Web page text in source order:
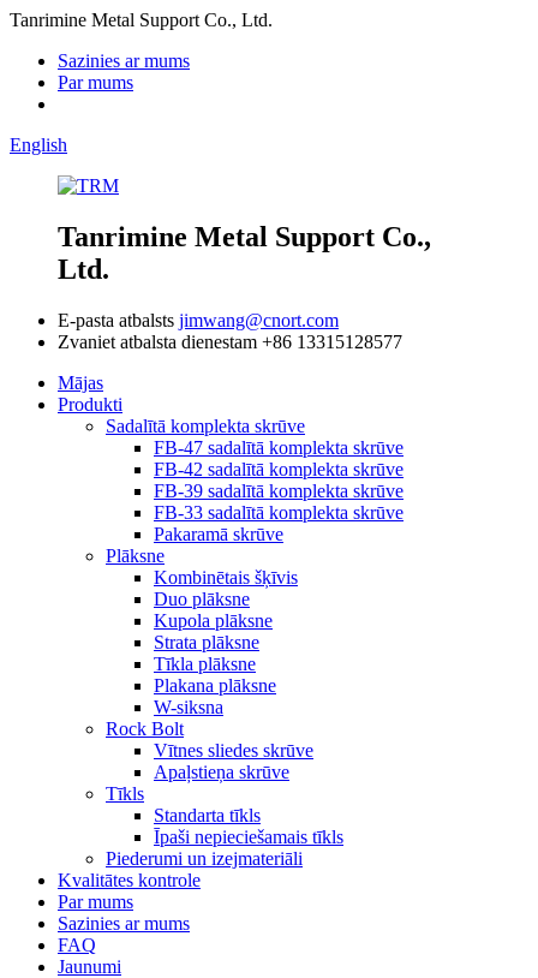
Tanrimine Metal Support Co., Ltd.
Sazinies ar mums
Par mums
English
Tanrimine Metal Support Co.,
Ltd.
E-pasta atbalsts jimwang@cnort.com
Zvaniet atbalsta dienestam +86 13315128577
Mājas
Produkti
Sadalītā komplekta skrūve
FB-47 sadalītā komplekta skrūve
FB-42 sadalītā komplekta skrūve
FB-39 sadalītā komplekta skrūve
FB-33 sadalītā komplekta skrūve
Pakaramā skrūve
Plāksne
Kombinētais šķīvis
Duo plāksne
Kupola plāksne
Strata plāksne
Tīkla plāksne
Plakana plāksne
W-siksna
Rock Bolt
Vītnes sliedes skrūve
Apaļstieņa skrūve
Tīkls
Standarta tīkls
Īpaši nepieciešamais tīkls
Piederumi un izejmateriāli
Kvalitātes kontrole
Par mums
Sazinies ar mums
FAQ
Jaunumi